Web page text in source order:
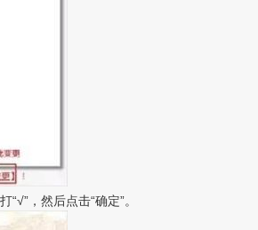
，然后点击“确定”。